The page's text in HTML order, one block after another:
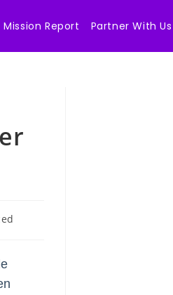
Mission Report Partner With Us